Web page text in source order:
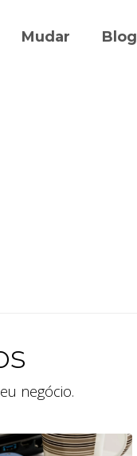
Mudar Blog
negócio.